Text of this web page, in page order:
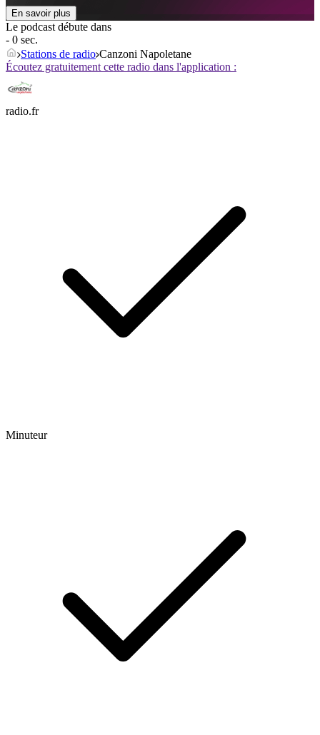
En savoir plus
Le podcast débute dans
- 0 sec.
Stations de radio Canzoni Napoletane
Écoutez gratuitement cette radio dans l'application :
radio.fr
Minuteur